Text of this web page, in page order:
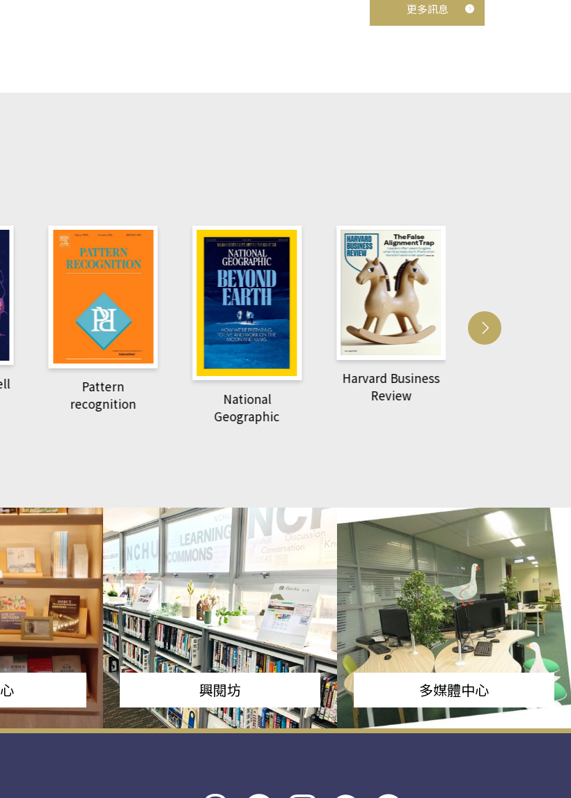
更多訊息
Pattern
recognition
National
Geographic
Harvard Business
Review
興閱坊 多媒體中心